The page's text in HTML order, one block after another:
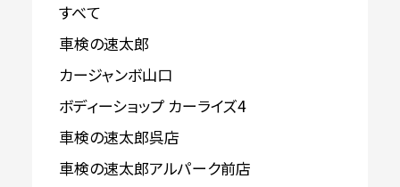
すべて
車検の速太郎
カージャンボ山口
ボディーショップ カーライズ4
車検の速太郎呉店
車検の速太郎アルパーク前店